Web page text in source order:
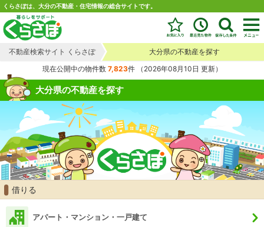
くらさぽは、大分の不動産・住宅情報の総合サイトです。
不動産検索サイト くらさぽ
大分県の不動産を探す
現在公開中の物件数 7,823件 （2026年08月10日 更新）
大分県の不動産を探す
借りる
アパート・マンション・一戸建て